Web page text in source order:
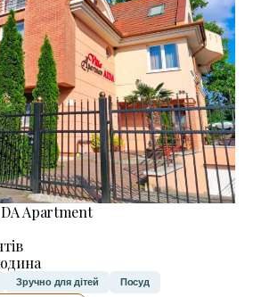
Apartment
Зручно для дітей Посуд